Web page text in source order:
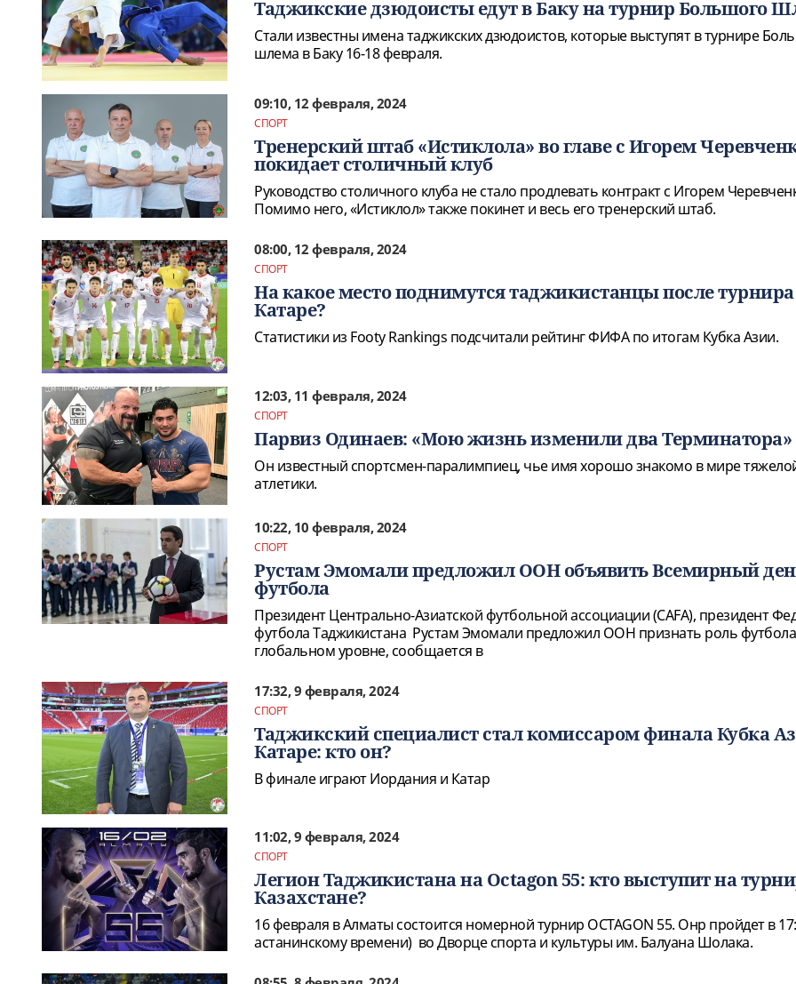
Таджикские дзюдоисты едут в Баку на турнир Большого
Стали известны имена таджикских дзюдоистов, которые выступят в турнире
шлема в Баку 16-18 февраля.
09:10, 12 февраля, 2024
СПОРТ
Тренерский штаб «Истиклола» во главе с Игорем
покидает столичный клуб
Руководство столичного клуба не стало продлевать контракт с Игорем
Помимо него, «Истиклол» также покинет и весь его тренерский штаб.
08:00, 12 февраля, 2024
СПОРТ
На какое место поднимутся таджикистанцы после
Катаре?
Статистики из Footy Rankings подсчитали рейтинг ФИФА по итогам Кубка Азии.
12:03, 11 февраля, 2024
СПОРТ
Парвиз Одинаев: «Мою жизнь изменили два Терминатора»
Он известный спортсмен-паралимпиец, чье имя хорошо знакомо в мире
атлетики.
10:22, 10 февраля, 2024
СПОРТ
Рустам Эмомали предложил ООН объявить Всемирный
футбола
Президент Центрально-Азиатской футбольной ассоциации (CAFA), президент
футбола Таджикистана Рустам Эмомали предложил ООН признать роль
глобальном уровне, сообщается в
17:32, 9 февраля, 2024
СПОРТ
Таджикский специалист стал комиссаром финала Кубка
Катаре: кто он?
В финале играют Иордания и Катар
11:02, 9 февраля, 2024
СПОРТ
Легион Таджикистана на Octagon 55: кто выступит на
Казахстане?
16 февраля в Алматы состоится номерной турнир OCTAGON 55. Онр пройдет в
астанинскому времени) во Дворце спорта и культуры им. Балуана Шолака.